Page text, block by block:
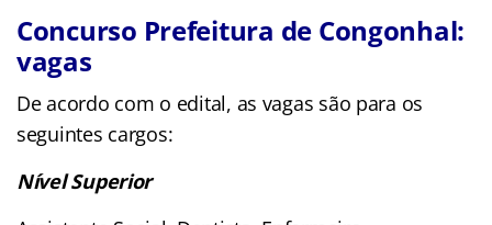
Concurso Prefeitura de Congonhal:
vagas
De acordo com o edital, as vagas são para os
seguintes cargos:
Nível Superior